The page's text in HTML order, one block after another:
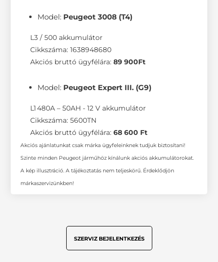
Model: Peugeot 3008 (T4)
L3 / 500 akkumulátor
Cikkszáma: 1638948680
Akciós bruttó ügyfélára:89 900Ft
Model: Peugeot Expert III. (G9)
L1 480A – 50AH - 12 V akkumulátor
Cikkszáma: 5600TN
Akciós bruttó ügyfélára: 68 600 Ft
Akciós ajánlatunkat csak márka ügyfeleinknek tudjuk biztosítani!
Szinte minden Peugeot járműhöz kínálunk akciós akkumulátorokat.
A kép illusztráció. A tájékoztatás nem teljeskörű. Érdeklődjön
márkaszervizünkben!
SZERVIZ BEJELENTKEZÉS